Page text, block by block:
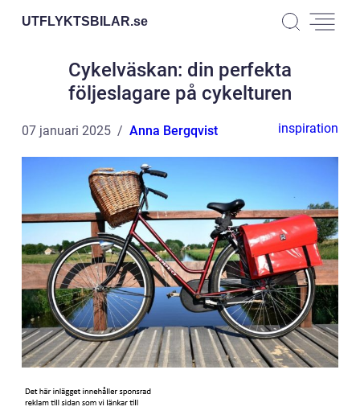
UTFLYKTSBILAR.se
Cykelväskan: din perfekta
följeslagare på cykelturen
07 januari 2025 Anna Bergqvist inspiration